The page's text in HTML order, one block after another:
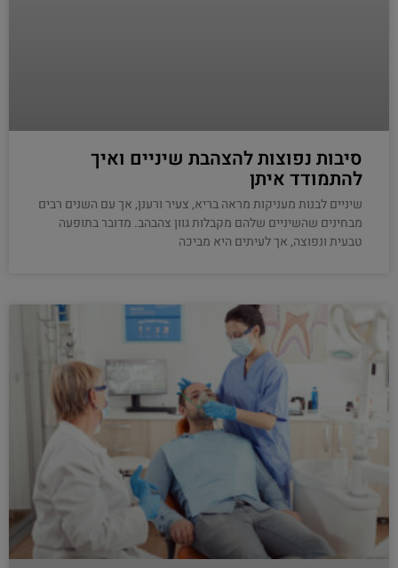
סיבות נפוצות להצהבת שיניים ואיך
להתמודד איתן
שיניים לבנות מעניקות מראה בריא, צעיר ורענן, אך עם השנים רבים
מבחינים שהשיניים שלהם מקבלות גוון צהבהב. מדובר בתופעה
טבעית ונפוצה, אך לעיתים היא מביכה